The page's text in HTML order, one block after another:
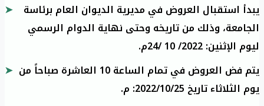
يبدأ استقبال العروض في مديرية الديوان العام برئاسة
الجامعة، وذلك من تاريخه وحتى نهاية الدوام الرسمي
ليوم الإثنين: 2022/ 10 /24م.
يتم فض العروض في تمام الساعة 10 العاشرة صباحاً من
يوم الثلاثاء تاريخ 2022/10/25: م.